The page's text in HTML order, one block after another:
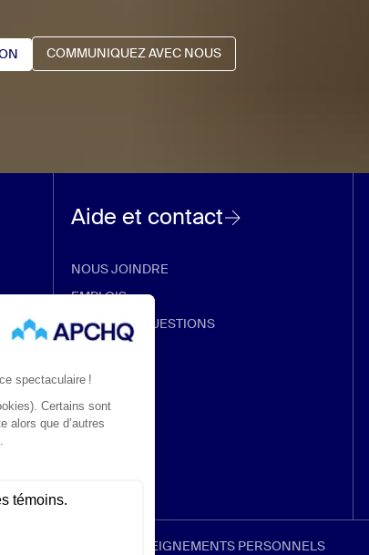
COMMUNIQUEZ AVEC NOUS
Aide et contact
NOUS JOINDRE
EMPLOIS
FOIRE AUX QUESTIONS
PROTECTION DES RENSEIGNEMENTS PERSONNELS